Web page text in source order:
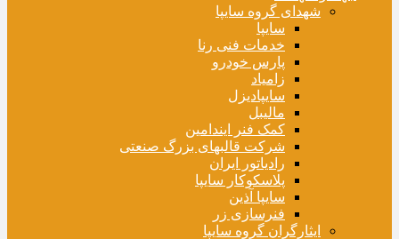
شهدای گروه سایپا
سایپا
خدمات فنی رنا
پارس خودرو
زامیاد
سایپادیزل
مالیبل
کمک فنر ایندامین
شرکت قالبهای بزرگ صنعتی
رادیاتور ایران
پلاسکوکار سایپا
سایپا آذین
فنرسازی زر
ایثارگران گروه سایپا